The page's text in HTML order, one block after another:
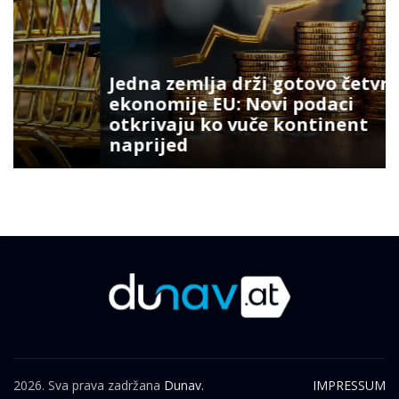
Jedna zemlja drži gotovo četvrtinu
ekonomije EU: Novi podaci
otkrivaju ko vuče kontinent
naprijed
2026. Sva prava zadržana Dunav. IMPRESSUM